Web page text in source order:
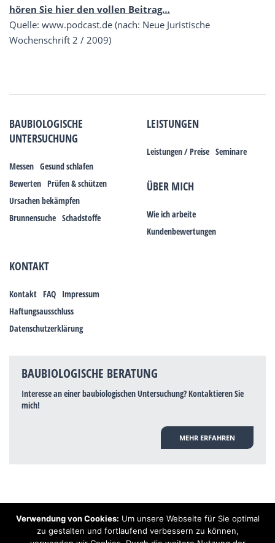
hören Sie hier den vollen Beitrag…
Quelle: www.podcast.de (nach: Neue Juristische
Wochenschrift 2 / 2009)
BAUBIOLOGISCHE
UNTERSUCHUNG
Messen Gesund schlafen
Bewerten Prüfen & schützen
Ursachen bekämpfen
Brunnensuche Schadstoffe
LEISTUNGEN
Leistungen / Preise Seminare
ÜBER MICH
Wie ich arbeite
Kundenbewertungen
KONTAKT
Kontakt FAQ Impressum
Haftungsausschluss
Datenschutzerklärung
BAUBIOLOGISCHE BERATUNG
Interesse an einer baubiologischen Untersuchung? Kontaktieren Sie
mich!
MEHR ERFAHREN
Hinweis: Trotz zahlreicher Studien, die einen Zusammenhang zwischen
Elektrosmog und gesundheitlichen Problemen aufzeigen, ist es von der
Verwendung von Cookies: Um unsere Webseite für Sie optimal
zu gestalten und fortlaufend verbessern zu können,